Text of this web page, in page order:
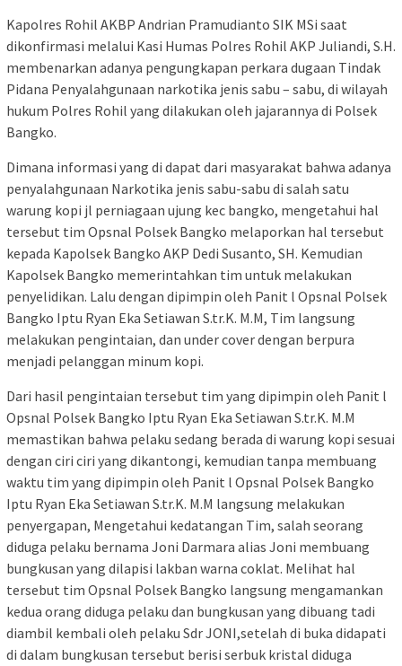
Kapolres Rohil AKBP Andrian Pramudianto SIK MSi saat
dikonfirmasi melalui Kasi Humas Polres Rohil AKP Juliandi, S.H.
membenarkan adanya pengungkapan perkara dugaan Tindak
Pidana Penyalahgunaan narkotika jenis sabu – sabu, di wilayah
hukum Polres Rohil yang dilakukan oleh jajarannya di Polsek
Bangko.
Dimana informasi yang di dapat dari masyarakat bahwa adanya
penyalahgunaan Narkotika jenis sabu-sabu di salah satu
warung kopi jl perniagaan ujung kec bangko, mengetahui hal
tersebut tim Opsnal Polsek Bangko melaporkan hal tersebut
kepada Kapolsek Bangko AKP Dedi Susanto, SH. Kemudian
Kapolsek Bangko memerintahkan tim untuk melakukan
penyelidikan. Lalu dengan dipimpin oleh Panit l Opsnal Polsek
Bangko Iptu Ryan Eka Setiawan S.tr.K. M.M, Tim langsung
melakukan pengintaian, dan under cover dengan berpura
menjadi pelanggan minum kopi.
Dari hasil pengintaian tersebut tim yang dipimpin oleh Panit l
Opsnal Polsek Bangko Iptu Ryan Eka Setiawan S.tr.K. M.M
memastikan bahwa pelaku sedang berada di warung kopi sesuai
dengan ciri ciri yang dikantongi, kemudian tanpa membuang
waktu tim yang dipimpin oleh Panit l Opsnal Polsek Bangko
Iptu Ryan Eka Setiawan S.tr.K. M.M langsung melakukan
penyergapan, Mengetahui kedatangan Tim, salah seorang
diduga pelaku bernama Joni Darmara alias Joni membuang
bungkusan yang dilapisi lakban warna coklat. Melihat hal
tersebut tim Opsnal Polsek Bangko langsung mengamankan
kedua orang diduga pelaku dan bungkusan yang dibuang tadi
diambil kembali oleh pelaku Sdr JONI,setelah di buka didapati
di dalam bungkusan tersebut berisi serbuk kristal diduga